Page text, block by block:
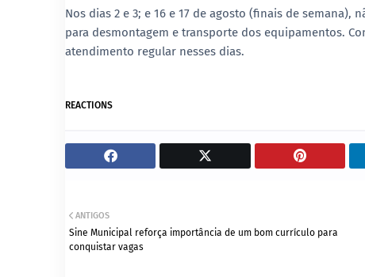
Nos dias 2 e 3; e 16 e 17 de agosto (finais de
para desmontagem e transporte dos equipamentos.
atendimento regular nesses dias.
REACTIONS
ANTIGOS
Sine Municipal reforça importância de um bom currículo para
conquistar vagas